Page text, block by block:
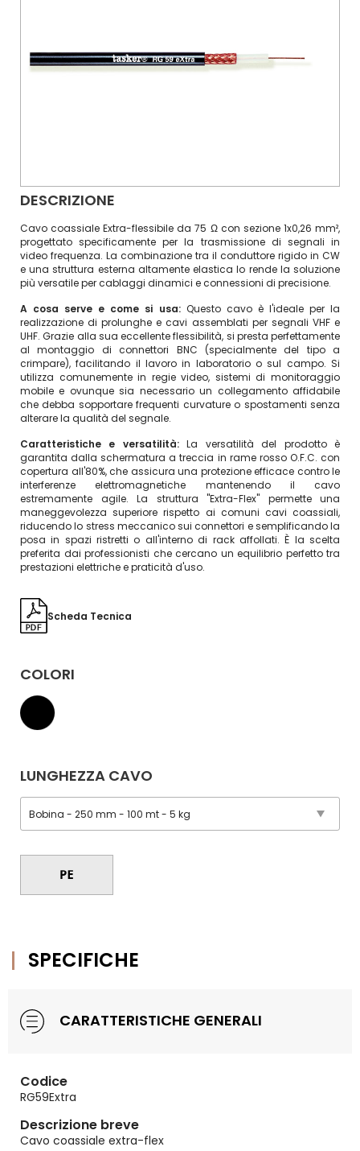
DESCRIZIONE
Cavo coassiale Extra-flessibile da 75 Ω con sezione 1x0,26 mm²,
progettato specificamente per la trasmissione di segnali in
video frequenza. La combinazione tra il conduttore rigido in CW
e una struttura esterna altamente elastica lo rende la soluzione
più versatile per cablaggi dinamici e connessioni di precisione.
A cosa serve e come si usa: Questo cavo è l'ideale per la
realizzazione di prolunghe e cavi assemblati per segnali VHF e
UHF. Grazie alla sua eccellente flessibilità, si presta perfettamente
al montaggio di connettori BNC (specialmente del tipo a
crimpare), facilitando il lavoro in laboratorio o sul campo. Si
utilizza comunemente in regie video, sistemi di monitoraggio
mobile e ovunque sia necessario un collegamento affidabile
che debba sopportare frequenti curvature o spostamenti senza
alterare la qualità del segnale.
Caratteristiche e versatilità:La versatilità del prodotto è
garantita dalla schermatura a treccia in rame rosso O.F.C. con
copertura all'80%, che assicura una protezione efficace contro le
interferenze elettromagnetiche mantenendo il cavo
estremamente agile. La struttura "Extra-Flex" permette una
maneggevolezza superiore rispetto ai comuni cavi coassiali,
riducendo lo stress meccanico sui connettori e semplificando la
posa in spazi ristretti o all'interno di rack affollati. È la scelta
preferita dai professionisti che cercano un equilibrio perfetto tra
prestazioni elettriche e praticità d'uso.
Scheda Tecnica
COLORI
LUNGHEZZA CAVO
SPECIFICHE
CARATTERISTICHE GENERALI
Codice
RG59Extra
Descrizione breve
Cavo coassiale extra-flex